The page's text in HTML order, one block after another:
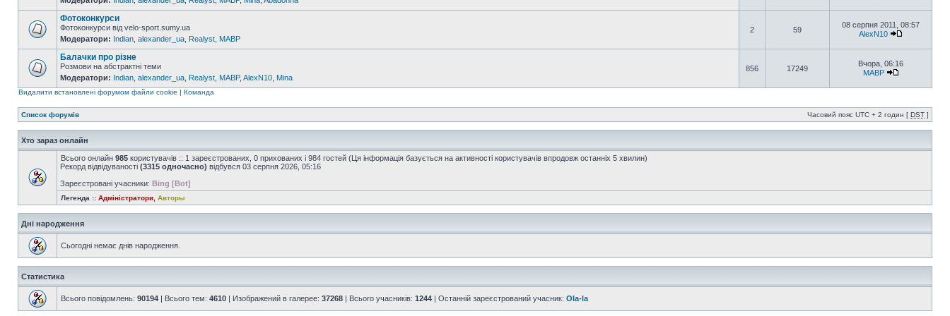
Фотоконкурси
Фотоконкурси від velo-sport.sumy.ua
Модератори: Indian alexander_ua Realyst MABP
2 59
08 серпня 2011, 08:57
AlexN10
Балачки про різне
Розмови на абстрактні теми
Модератори: Indian alexander_ua Realyst MABP, AlexN10 Mina
856 17249
Вчора, 06:16
MABP
Видалити встановлені форумом файли cookie | Команда
Список форумів Часовий пояс UTC + 2 годин [ DST ]
Хто зараз онлайн
Всього онлайн 985 користувачів :: 1 зареєстрованих, 0 прихованих і 984 гостей (Ця інформація базується на активності користувачів впродовж останніх 5 хвилин)
Рекорд відвідуваності (3315 одночасно) відбувся 03 серпня 2026, 05:16
Зареєстровані учасники: Bing [Bot]
Легенда :: Адміністратори Авторы
Дні народження
Сьогодні немає днів народження.
Статистика
Всього повідомлень: 90194 | Всього тем: 4610 | Изображений в галерее: 37268 | Всього учасників: 1244 | Останній зареєстрований учасник: Ola-la